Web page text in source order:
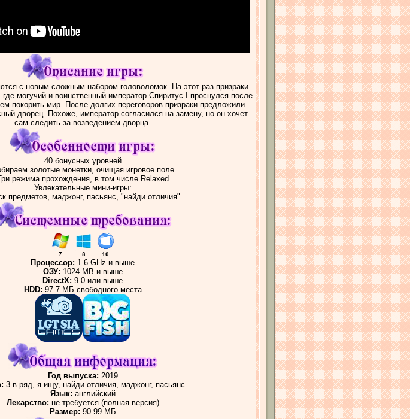
с новым сложным набором головоломок. На этот раз призраки
могучий и воинственный император Спиритус I проснулся после
покорить мир. После долгих переговоров призраки предложили
дворец. Похоже, император согласился на замену, но он хочет
сам следить за возведением дворца.
40 бонусных уровней
золотые монетки, очищая игровое поле
режима прохождения, в том числе Relaxed
Увлекательные мини-игры:
предметов, маджонг, пасьянс, "найди отличия"
Процессор: 1.6 GHz и выше
ОЗУ: 1024 MB и выше
DirectX: 9.0 или выше
HDD: 97.7 МБ свободного места
Год выпуска: 2019
3 в ряд, я ищу, найди отличия, маджонг, пасьянс
Язык: английский
Лекарство: не требуется (полная версия)
Размер: 90.99 МБ